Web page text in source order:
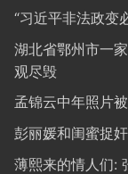
“习近平非法政变
湖北省鄂州市一
观尽毁
孟锦云中年照片
彭丽媛和闺蜜捉
薄熙来的情人们: